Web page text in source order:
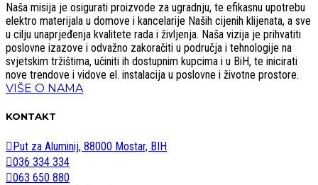
Naša misija je osigurati proizvode za ugradnju, te efikasnu upotrebu
elektro materijala u domove i kancelarije Naših cijenih klijenata, a sve
u cilju unaprjeđenja kvalitete rada i življenja. Naša vizija je prihvatiti
poslovne izazove i odvažno zakoračiti u područja i tehnologije na
svjetskim tržištima, učiniti ih dostupnim kupcima i u BiH, te inicirati
nove trendove i vidove el. instalacija u poslovne i životne prostore.
VIŠE O NAMA
KONTAKT
Put za Aluminij, 88000 Mostar, BIH
036 334 334
063 650 880